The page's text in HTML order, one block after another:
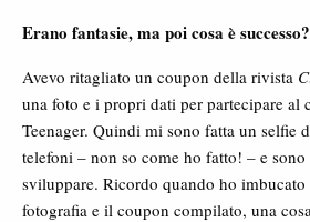
Erano fantasie, ma poi cosa è successo?
Avevo ritagliato un coupon della rivista
una foto e i propri dati per partecipare al
Teenager. Quindi mi sono fatta un selfie
telefoni – non so come ho fatto! – e sono
sviluppare. Ricordo quando ho imbucato
fotografia e il coupon compilato, una